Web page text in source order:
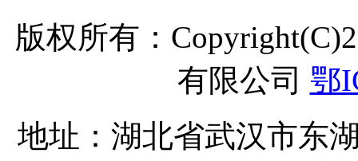
版权所有：
有限公司 鄂
地址：湖北省武汉市东